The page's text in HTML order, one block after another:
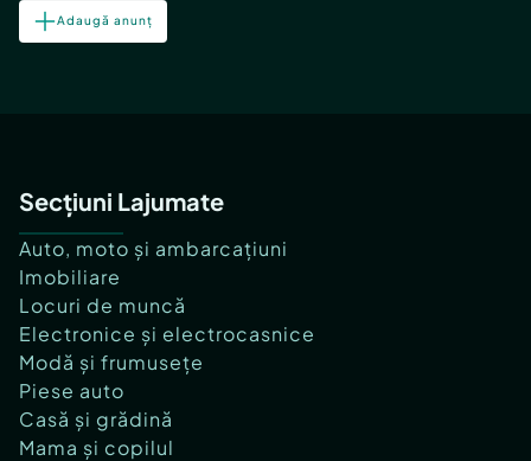
Adaugă anunț
Secțiuni Lajumate
Auto, moto și ambarcațiuni
Imobiliare
Locuri de muncă
Electronice și electrocasnice
Modă și frumusețe
Piese auto
Casă și grădină
Mama și copilul